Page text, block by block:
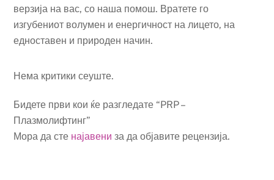
верзија на вас, со наша помош. Вратете го
изгубениот волумен и енергичност на лицето, на
едноставен и природен начин.
Нема критики сеуште.
Бидете први кои ќе разгледате “PRP –
Плазмолифтинг”
Мора да сте најавени за да објавите рецензија.